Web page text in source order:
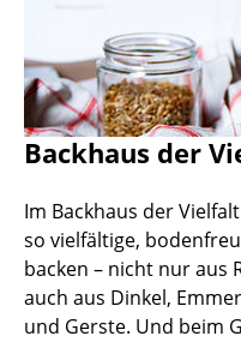
Backhaus der
Im Backhaus der
so vielfältige,
backen – nicht nur aus
auch aus Dinkel,
und Gerste. Und beim